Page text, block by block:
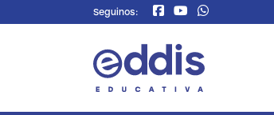
Seguinos: